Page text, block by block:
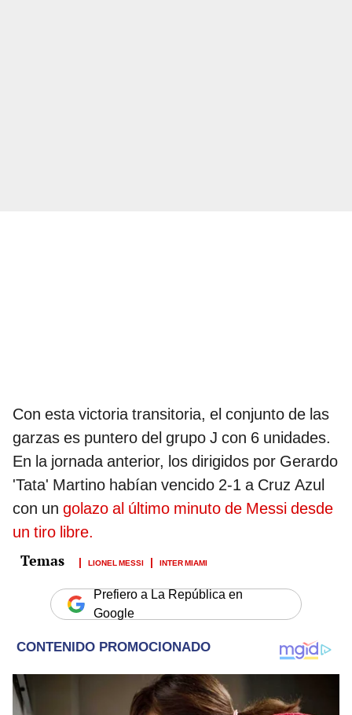
Con esta victoria transitoria, el conjunto de las
garzas es puntero del grupo J con 6 unidades.
En la jornada anterior, los dirigidos por Gerardo
'Tata' Martino habían vencido 2-1 a Cruz Azul
con un golazo al último minuto de Messi desde
un tiro libre.
LIONEL MESSI INTER MIAMI
Prefiero a La República en
Google